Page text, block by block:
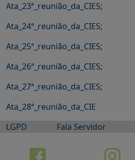
Ata_23ª_reunião_da_ CIES;
Ata_24ª_reunião_da_ CIES;
Ata_25ª_reunião_da_ CIES;
Ata_26ª_reunião_da_ CIES;
Ata_27ª_reunião_da_ CIES;
Ata_28ª_reunião_da_ CIE
LGPD
Fala Servidor